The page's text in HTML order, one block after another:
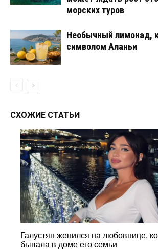
морских туров
Необычный лимонад,
символом Аланьи
СХОЖИЕ СТАТЬИ
Галустян женился на любовнице,
бывала в доме его семьи